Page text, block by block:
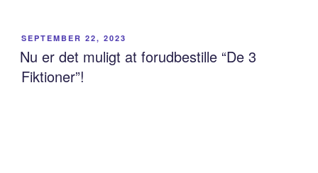
POSTED
ON
SEPTEMBER 22, 2023
Nu er det muligt at forudbestille “De 3
Fiktioner”!